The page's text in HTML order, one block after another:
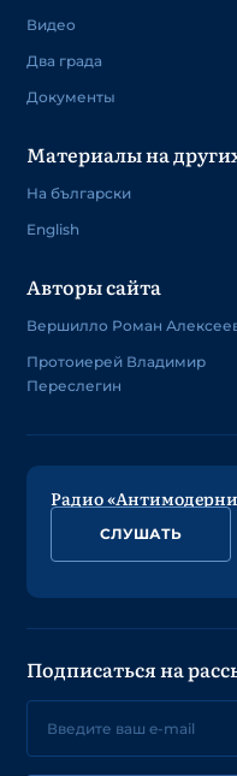
Видео
Два града
Документы
Материалы на
На български
English
Авторы сайта
Вершилло Роман
Протоиерей Владимир
Переслегин
Радио
СЛУШАТЬ
Подписаться на